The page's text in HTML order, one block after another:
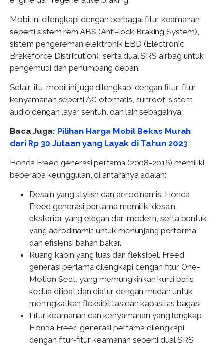
Mobil ini dilengkapi dengan berbagai fitur keamanan
seperti sistem rem ABS (Anti-lock Braking System),
sistem pengereman elektronik EBD (Electronic
Brakeforce Distribution), serta dual SRS airbag untuk
pengemudi dan penumpang depan.
Selain itu, mobil ini juga dilengkapi dengan fitur-fitur
kenyamanan seperti AC otomatis, sunroof, sistem
audio dengan layar sentuh, dan lain sebagainya.
Baca Juga: Pilihan Harga Mobil Bekas Murah
dari Rp 30 Jutaan yang Layak di Tahun 2023
Honda Freed generasi pertama (2008-2016) memiliki
beberapa keunggulan, di antaranya adalah:
Desain yang stylish dan aerodinamis. Honda
Freed generasi pertama memiliki desain
eksterior yang elegan dan modern, serta bentuk
yang aerodinamis untuk menunjang performa
dan efisiensi bahan bakar.
Ruang kabin yang luas dan fleksibel. Freed
generasi pertama dilengkapi dengan fitur One-
Motion Seat, yang memungkinkan kursi baris
kedua dilipat dan diatur dengan mudah untuk
meningkatkan fleksibilitas dan kapasitas bagasi.
Fitur keamanan dan kenyamanan yang lengkap.
Honda Freed generasi pertama dilengkapi
dengan fitur-fitur keamanan seperti dual SRS